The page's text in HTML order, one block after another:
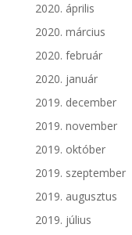
2020. április
2020. március
2020. február
2020. január
2019. december
2019. november
2019. október
2019. szeptember
2019. augusztus
2019. július